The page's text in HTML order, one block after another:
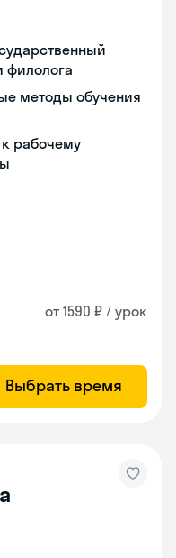
филолога
методы обучения
рабочему
от 1590 ₽ / урок
Выбрать время